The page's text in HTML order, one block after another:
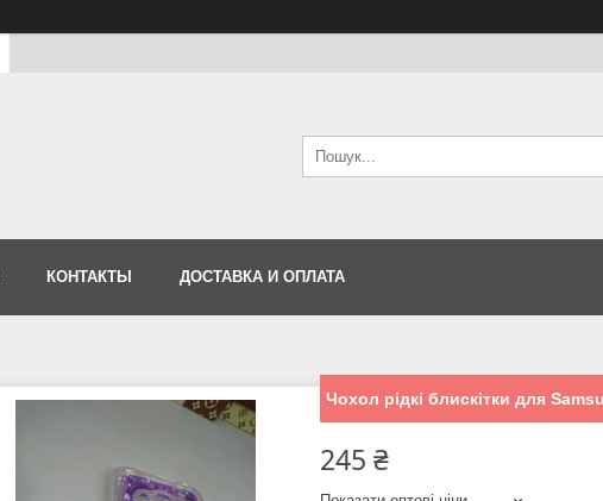
КОНТАКТЫ ДОСТАВКА И ОПЛАТА
Чохол рідкі блискітки для
245 ₴